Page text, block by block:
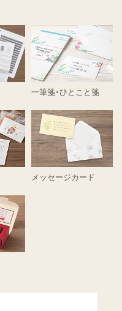
一筆箋・ひとこと箋
メッセージカード